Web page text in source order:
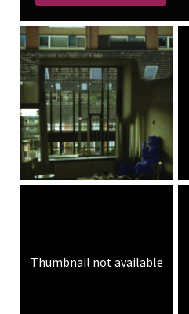
Thumbnail not available